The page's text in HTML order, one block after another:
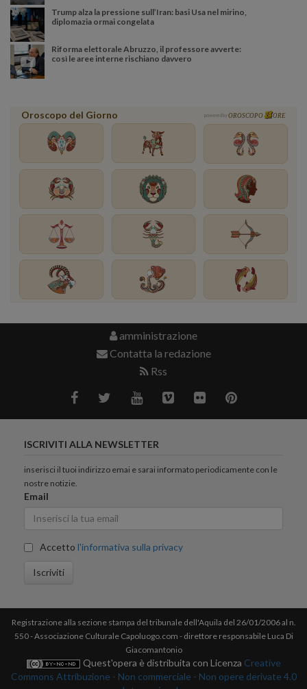
Trump alza la pressione sull’Iran: basi Usa nel mirino,
diplomazia ormai congelata
Riforma elettorale Abruzzo, il professore avverte:
così le aree interne rischiano davvero
Oroscopo del Giorno powered by OROSCOPO ORE
amministrazione
Contatta la redazione
Rss
ISCRIVITI ALLA NEWSLETTER
inserisci il tuoi indirizzo emai e sarai informato periodicamente con le
nostre notizie.
Email
Accetto l'informativa sulla privacy
Iscriviti
Registrazione alla sezione stampa del tribunale dell'Aquila del 26/01/2006 al n.
550 - Associazione Culturale Capoluogo.com - direttore responsabile Luca Di
Giacomantonio
Quest'opera è distribuita con Licenza Creative
Commons Attribuzione - Non commerciale - Non opere derivate 4.0